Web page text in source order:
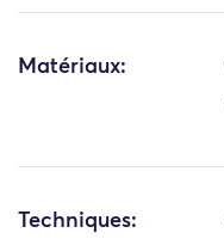
Matériaux:
Techniques: